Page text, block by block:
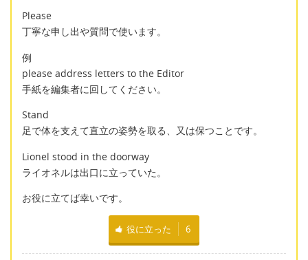
Please
丁寧な申し出や質問で使います。
例
please address letters to the Editor
手紙を編集者に回してください。
Stand
足で体を支えて直立の姿勢を取る、又は保つことです。
Lionel stood in the doorway
ライオネルは出口に立っていた。
お役に立てば幸いです。
役に立った 6